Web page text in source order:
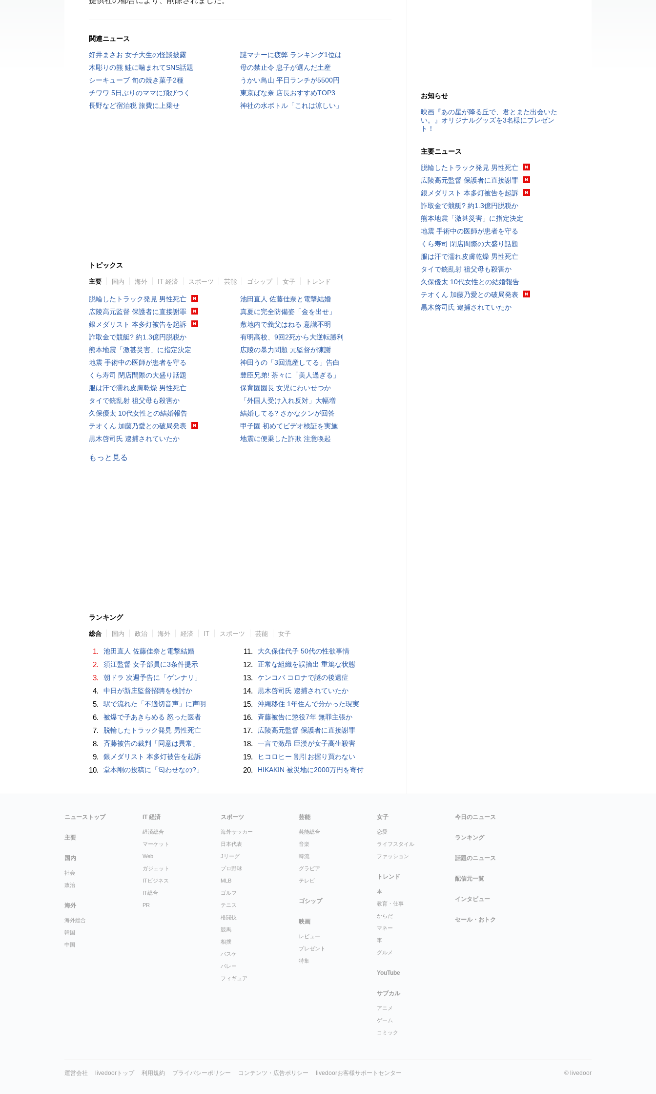
関連ニュース
好井まさお 女子大生の怪談披露
謎マナーに疲弊 ランキング1位は
木彫りの熊 鮭に噛まれてSNS話題
母の禁止令 息子が選んだ土産
シーキューブ 旬の焼き菓子2種
うかい鳥山 平日ランチが5500円
チワワ 5日ぶりのママに飛びつく
東京ばな奈 店長おすすめTOP3
長野など宿泊税 旅費に上乗せ
神社の水ボトル「これは涼しい」
トピックス
主要 国内 海外 IT 経済 スポーツ 芸能 ゴシップ 女子 トレンド
脱輪したトラック発見 男性死亡
広陵高元監督 保護者に直接謝罪
銀メダリスト 本多灯被告を起訴
詐取金で競艇? 約1.3億円脱税か
熊本地震「激甚災害」に指定決定
地震 手術中の医師が患者を守る
くら寿司 閉店間際の大盛り話題
服は汗で濡れ皮膚乾燥 男性死亡
タイで銃乱射 祖父母も殺害か
久保優太 10代女性との結婚報告
テオくん 加藤乃愛との破局発表
黒木啓司氏 逮捕されていたか
池田直人 佐藤佳奈と電撃結婚
真夏に完全防備姿「金を出せ」
敷地内で義父はねる 意識不明
有明高校、9回2死から大逆転勝利
広陵の暴力問題 元監督が陳謝
神田うの「3回流産してる」告白
豊臣兄弟! 茶々に「美人過ぎる」
保育園園長 女児にわいせつか
「外国人受け入れ反対」大幅増
結婚してる? さかなクンが回答
甲子園 初めてビデオ検証を実施
地震に便乗した詐欺 注意喚起
もっと見る
ランキング
総合 国内 政治 海外 経済 IT スポーツ 芸能 女子
1. 池田直人 佐藤佳奈と電撃結婚
2. 須江監督 女子部員に3条件提示
3. 朝ドラ 次週予告に「ゲンナリ」
4. 中日が新庄監督招聘を検討か
5. 駅で流れた「不適切音声」に声明
6. 被爆で子あきらめる 怒った医者
7. 脱輪したトラック発見 男性死亡
8. 斉藤被告の裁判「同意は異常」
9. 銀メダリスト 本多灯被告を起訴
10. 堂本剛の投稿に「匂わせなの?」
11. 大久保佳代子 50代の性欲事情
12. 正常な組織を誤摘出 重篤な状態
13. ケンコバ コロナで謎の後遺症
14. 黒木啓司氏 逮捕されていたか
15. 沖縄移住 1年住んで分かった現実
16. 斉藤被告に懲役7年 無罪主張か
17. 広陵高元監督 保護者に直接謝罪
18. 一言で激昂 巨漢が女子高生殺害
19. ヒコロヒー 割引お握り買わない
20. HIKAKIN 被災地に2000万円を寄付
お知らせ
映画『あの星が降る丘で、君とまた出会いた
い。』オリジナルグッズを3名様にプレゼン
ト！
主要ニュース
脱輪したトラック発見 男性死亡
広陵高元監督 保護者に直接謝罪
銀メダリスト 本多灯被告を起訴
詐取金で競艇? 約1.3億円脱税か
熊本地震「激甚災害」に指定決定
地震 手術中の医師が患者を守る
くら寿司 閉店間際の大盛り話題
服は汗で濡れ皮膚乾燥 男性死亡
タイで銃乱射 祖父母も殺害か
久保優太 10代女性との結婚報告
テオくん 加藤乃愛との破局発表
黒木啓司氏 逮捕されていたか
ニューストップ
主要
国内
社会
政治
海外
海外総合
韓国
中国
IT 経済
経済総合
マーケット
Web
ガジェット
ITビジネス
IT総合
PR
スポーツ
海外サッカー
日本代表
Jリーグ
プロ野球
MLB
ゴルフ
テニス
格闘技
競馬
相撲
バスケ
バレー
フィギュア
芸能
芸能総合
音楽
韓流
グラビア
テレビ
ゴシップ
映画
レビュー
プレゼント
特集
女子
恋愛
ライフスタイル
ファッション
トレンド
本
教育・仕事
からだ
マネー
車
グルメ
YouTube
サブカル
アニメ
ゲーム
コミック
今日のニュース
ランキング
話題のニュース
配信元一覧
インタビュー
セール・おトク
運営会社 livedoorトップ 利用規約 プライバシーポリシー コンテンツ・広告ポリシー livedoorお客様サポートセンター © livedoor